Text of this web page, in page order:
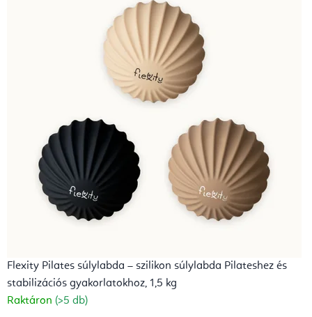
Flexity Pilates súlylabda – szilikon súlylabda Pilateshez és
stabilizációs gyakorlatokhoz, 1,5 kg
Raktáron (>5 db)